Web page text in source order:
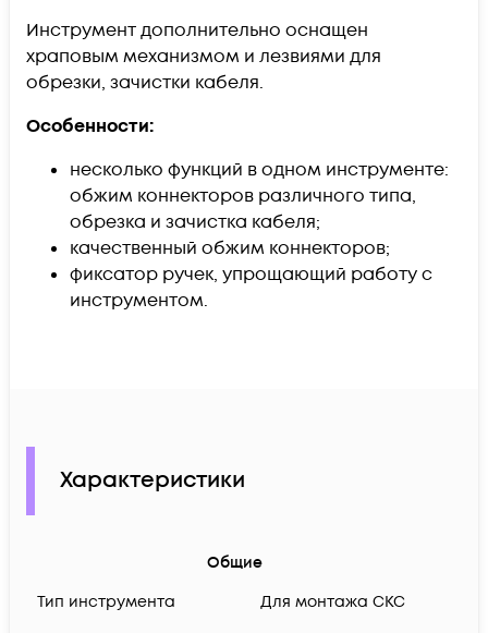
Инструмент дополнительно оснащен
храповым механизмом и лезвиями для
обрезки, зачистки кабеля.
Особенности:
несколько функций в одном инструменте:
обжим коннекторов различного типа,
обрезка и зачистка кабеля;
качественный обжим коннекторов;
фиксатор ручек, упрощающий работу с
инструментом.
Характеристики
Общие
Тип инструмента
Для монтажа СКС